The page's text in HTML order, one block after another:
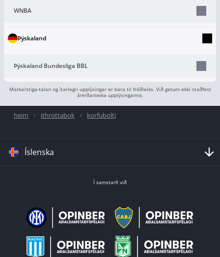
WNBA
Þýskaland
Þýskaland Bundesliga BBL
Marka/stiga-talan og ítarlegri upplýsingar er bara til fróðleiks. Við getum ekki staðfest
áreiðanleika upplýsinganna.
heim ithrottabok korfubolti
Íslenska
Í samstarfi við